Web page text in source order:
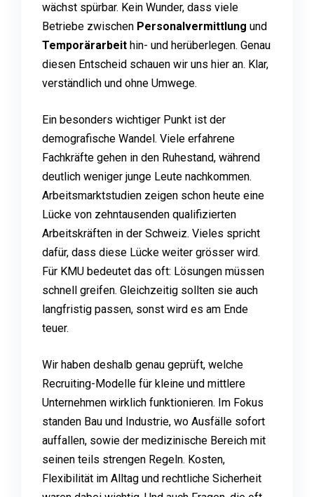
wächst spürbar. Kein Wunder, dass viele
Betriebe zwischen Personalvermittlung und
Temporärarbeit hin- und herüberlegen. Genau
diesen Entscheid schauen wir uns hier an. Klar,
verständlich und ohne Umwege.
Ein besonders wichtiger Punkt ist der
demografische Wandel. Viele erfahrene
Fachkräfte gehen in den Ruhestand, während
deutlich weniger junge Leute nachkommen.
Arbeitsmarktstudien zeigen schon heute eine
Lücke von zehntausenden qualifizierten
Arbeitskräften in der Schweiz. Vieles spricht
dafür, dass diese Lücke weiter grösser wird.
Für KMU bedeutet das oft: Lösungen müssen
schnell greifen. Gleichzeitig sollten sie auch
langfristig passen, sonst wird es am Ende
teuer.
Wir haben deshalb genau geprüft, welche
Recruiting-Modelle für kleine und mittlere
Unternehmen wirklich funktionieren. Im Fokus
standen Bau und Industrie, wo Ausfälle sofort
auffallen, sowie der medizinische Bereich mit
seinen teils strengen Regeln. Kosten,
Flexibilität im Alltag und rechtliche Sicherheit